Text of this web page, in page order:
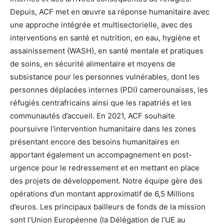
Depuis, ACF met en œuvre sa réponse humanitaire avec
une approche intégrée et multisectorielle, avec des
interventions en santé et nutrition, en eau, hygiène et
assainissement (WASH), en santé mentale et pratiques
de soins, en sécurité alimentaire et moyens de
subsistance pour les personnes vulnérables, dont les
personnes déplacées internes (PDI) camerounaises, les
réfugiés centrafricains ainsi que les rapatriés et les
communautés d’accueil. En 2021, ACF souhaite
poursuivre l’intervention humanitaire dans les zones
présentant encore des besoins humanitaires en
apportant également un accompagnement en post-
urgence pour le redressement et en mettant en place
des projets de développement. Notre équipe gère des
opérations d’un montant approximatif de 6,5 Millions
d’euros. Les principaux bailleurs de fonds de la mission
sont l’Union Européenne (la Délégation de l’UE au